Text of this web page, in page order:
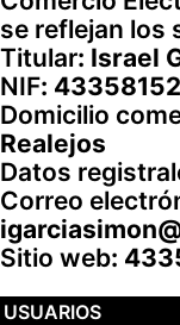
se reflejan los
Titular: Israel
NIF:
Domicilio
Realejos
Datos
Correo
Sitio web:
USUARIOS